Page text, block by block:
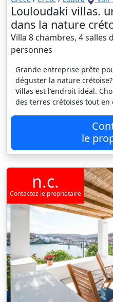
Louloudaki villas.
dans la nature
Villa 8 chambres, 4 salles
personnes
Grande entreprise prête
déguster la nature
Villas est l'endroit idéal.
des terres crétoises tout en
le
n.c.
Contactez le propriétaire